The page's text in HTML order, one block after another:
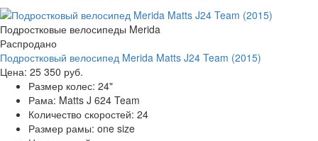
Подростковые велосипеды Merida
Распродано
Подростковый велосипед Merida Matts J24 Team (2015)
Цена: 25 350 руб.
Размер колес: 24"
Рама: Matts J 624 Team
Количество скоростей: 24
Размер рамы: one size